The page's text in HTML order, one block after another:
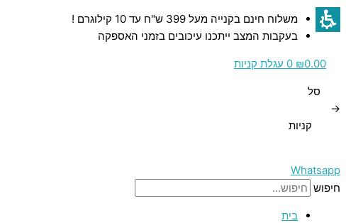
דילוג
לתוכן
משלוח חינם בקנייה מעל 399 ש"ח עד 10 קילוגרם !
בעקבות המצב ייתכנו עיכובים בזמני האספקה
₪0.00
0 עגלת קניות
סל
→
קניות
Whatsapp
חיפוש
בית
של
תפוח
דקורטיבי
מוזהב
של
רימון
דקורטיבי
ירושלים
של
רימון
דקורטיבי
ירושלים